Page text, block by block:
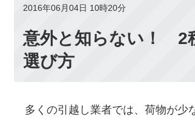
2016年06月04日 10時20分
意外と知らない！ 2
選び方
多くの引越し業者では、荷物が少